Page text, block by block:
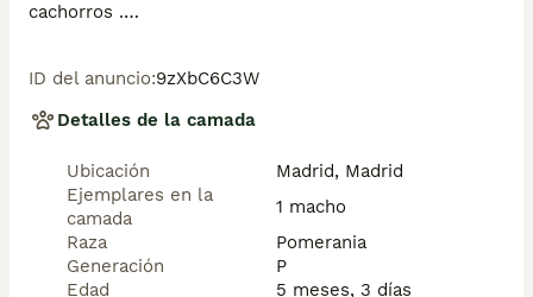
cachorros .
a su edad .
       ✅Cartilla de vacunación .
       ✅Revisiones veterinarias .
       ✅Garantías genéticas de un año .
Seriedad , confianza y bienestar animal son nuestra
prioridad .
ID del anuncio:9zXbC6C3W
Detalles de la camada
Ubicación
Madrid, Madrid
Ejemplares en la
camada
1 macho
Raza
Pomerania
Generación
P
Edad
5 meses, 3 días